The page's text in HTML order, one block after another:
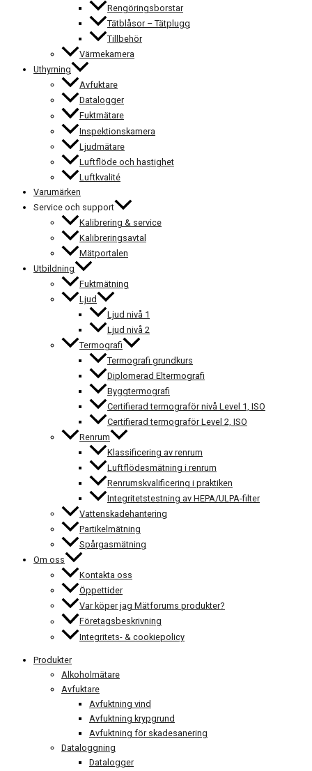
Rengöringsborstar
Tätblåsor – Tätplugg
Tillbehör
Värmekamera
Uthyrning
Avfuktare
Datalogger
Fuktmätare
Inspektionskamera
Ljudmätare
Luftflöde och hastighet
Luftkvalité
Varumärken
Service och support
Kalibrering & service
Kalibreringsavtal
Mätportalen
Utbildning
Fuktmätning
Ljud
Ljud nivå 1
Ljud nivå 2
Termografi
Termografi grundkurs
Diplomerad Eltermografi
Byggtermografi
Certifierad termograför nivå Level 1, ISO
Certifierad termograför Level 2, ISO
Renrum
Klassificering av renrum
Luftflödesmätning i renrum
Renrumskvalificering i praktiken
Integritetstestning av HEPA/ULPA-filter
Vattenskadehantering
Partikelmätning
Spårgasmätning
Om oss
Kontakta oss
Öppettider
Var köper jag Mätforums produkter?
Företagsbeskrivning
Integritets- & cookiepolicy
Produkter
Alkoholmätare
Avfuktare
Avfuktning vind
Avfuktning krypgrund
Avfuktning för skadesanering
Dataloggning
Datalogger